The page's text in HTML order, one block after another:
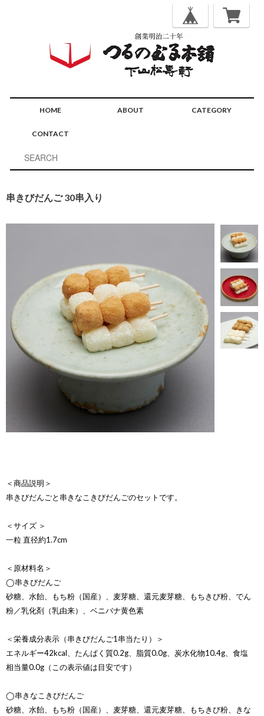
HOME ABOUT CATEGORY
CONTACT
串きびだんご 30串入り
＜商品説明＞
串きびだんごと串きなこきびだんごのセットです。
＜サイズ ＞
一粒 直径約1.7cm
＜原材料名＞
◯串きびだんご
砂糖、水飴、もち粉（国産）、麦芽糖、還元麦芽糖、もちきび粉、でん
粉／乳化剤（乳由来）、ベニバナ黄色素
＜栄養成分表示（串きびだんご1串当たり）＞
エネルギー42kcal、たんぱく質0.2g、脂質0.0g、炭水化物10.4g、食塩
相当量0.0g（この表示値は目安です）
◯串きなこきびだんご
砂糖、水飴、もち粉（国産）、麦芽糖、還元麦芽糖、もちきび粉、きな